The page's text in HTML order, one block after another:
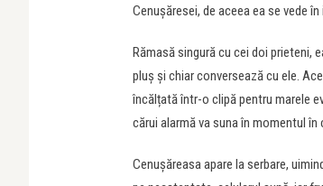
Cenușăresei, de aceea ea se vede
Rămasă singură cu cei doi prieteni,
pluș și chiar conversează cu ele.
încălțată într-o clipă pentru marele
cărui alarmă va suna în momentul
Cenușăreasa apare la serbare,